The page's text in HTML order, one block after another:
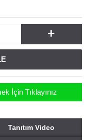
+
İçin Tıklayınız
Tanıtım Video